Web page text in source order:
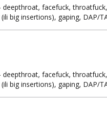
deepthroat, facefuck,
big insertions), gaping, DAP/
deepthroat, facefuck,
big insertions), gaping, DAP/